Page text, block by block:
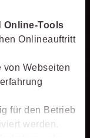
Online-Tools
Onlineauftritt
von Webseiten
für den Betrieb
werden.
für
So
schneller